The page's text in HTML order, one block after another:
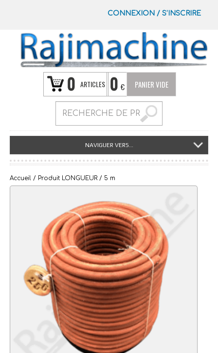
CONNEXION / S’INSCRIRE
0 ARTICLES 0 € PANIER VIDE
NAVIGUER VERS...
Accueil / Produit LONGUEUR / 5 m